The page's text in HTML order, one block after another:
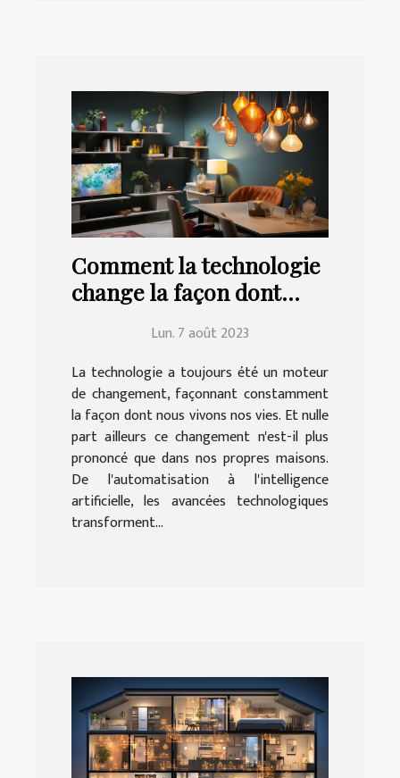
Comment la technologie
change la façon dont
Lun. 7 août 2023
La technologie a toujours été un moteur
de changement, façonnant constamment
la façon dont nous vivons nos vies. Et nulle
part ailleurs ce changement n'est-il plus
prononcé que dans nos propres maisons.
De l'automatisation à l'intelligence
artificielle, les avancées technologiques
transforment...